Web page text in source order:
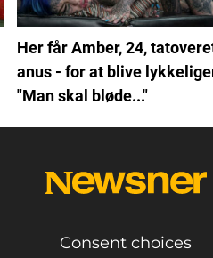
Her får Amber, 24,
anus - for at blive
"Man skal bløde..."
Consent choices